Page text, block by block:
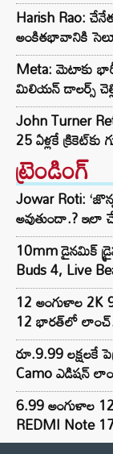
Harish Rao:
అంకితభావానికి
Meta: మెటాకు
మిలియన్ డాలర్స్
John Turner
25 ఏళ్లకే
ట్రెండింగ్‌
Jowar Roti:
అవుతుందా.? ఇలా
10mm డైనమిక్
Buds 4, Live
12 అంగుళాల 2K
12 భారత్‌లో
రూ.9.99 లక్షలకే
Camo ఎడిషన్
6.99 అంగుళాల
REDMI Note